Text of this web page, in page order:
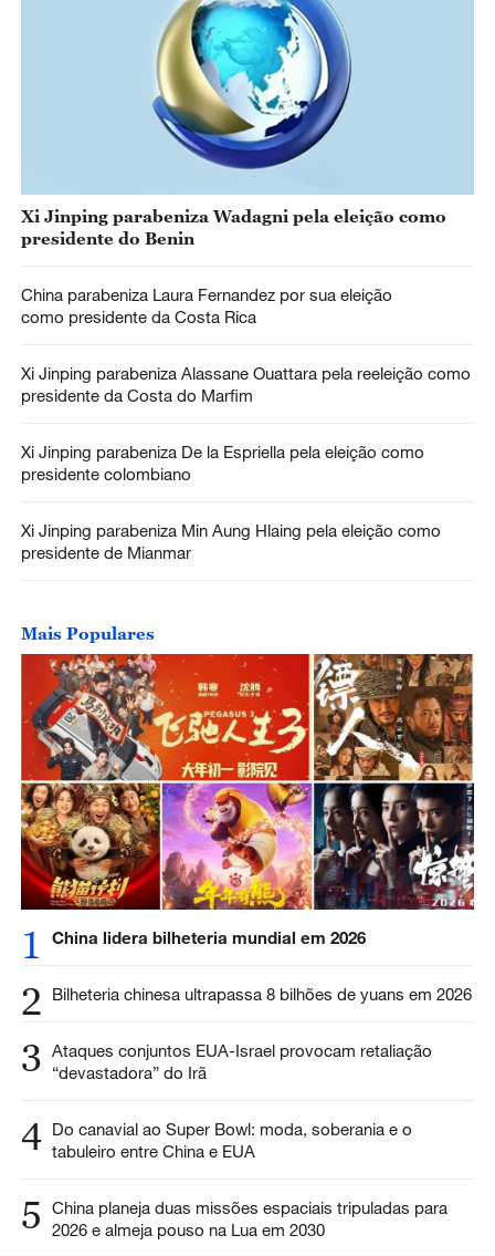
Xi Jinping parabeniza Wadagni pela eleição como
presidente do Benin
China parabeniza Laura Fernandez por sua eleição
como presidente da Costa Rica
Xi Jinping parabeniza Alassane Ouattara pela reeleição como
presidente da Costa do Marfim
Xi Jinping parabeniza De la Espriella pela eleição como
presidente colombiano
Xi Jinping parabeniza Min Aung Hlaing pela eleição como
presidente de Mianmar
Mais Populares
1 China lidera bilheteria mundial em 2026
2 Bilheteria chinesa ultrapassa 8 bilhões de yuans em 2026
3 Ataques conjuntos EUA-Israel provocam retaliação
“devastadora” do Irã
4 Do canavial ao Super Bowl: moda, soberania e o
tabuleiro entre China e EUA
5
China planeja duas missões espaciais tripuladas para
2026 e almeja pouso na Lua em 2030